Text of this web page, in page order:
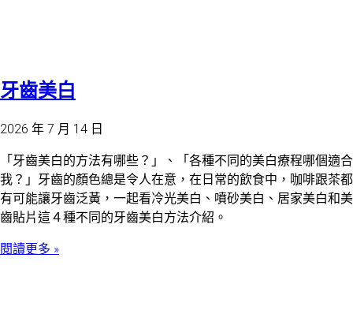
牙齒美白
2026 年 7 月 14 日
「牙齒美白的方法有哪些？」、「各種不同的美白療程哪個適合
我？」牙齒的顏色總是令人在意，在日常的飲食中，咖啡跟茶都
有可能讓牙齒泛黃，一起看冷光美白、噴砂美白、居家美白和美
齒貼片這４種不同的牙齒美白方法介紹。
閱讀更多 »